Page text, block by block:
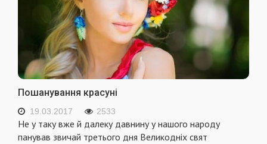
Пошанування красуні
19.03.2017 2533
Не у таку вже й далеку давнину у нашого народу
панував звичай третього дня Великодніх свят